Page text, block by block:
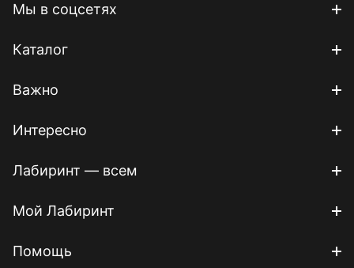
Мы в соцсетях
Каталог
Важно
Интересно
Лабиринт — всем
Мой Лабиринт
Помощь